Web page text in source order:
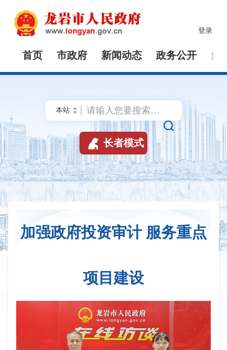
登录
首页 市政府 新闻动态 政务公开 解

 长者模式
加强政府投资审计 服务重点
项目建设